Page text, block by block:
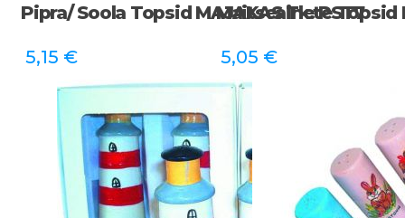
Pipra/ Soola Topsid MAJAKAS Tk. PST7
5,15 €
Maitseainete Topsid
5,05 €